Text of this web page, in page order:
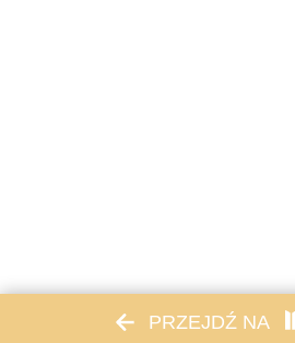
PRZEJDŹ NA